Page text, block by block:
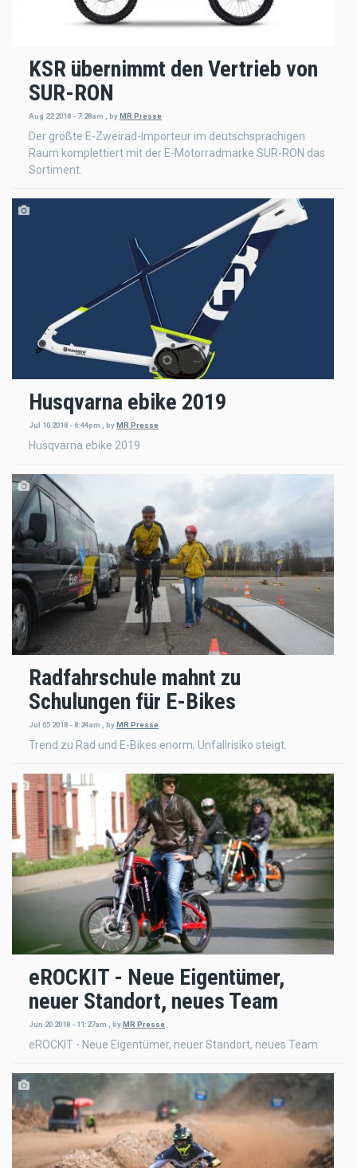
KSR übernimmt den Vertrieb von
SUR-RON
Aug 22 2018 - 7:28am byMR Presse
Der größte E-Zweirad-Importeur im deutschsprachigen
Raum komplettiert mit der E-Motorradmarke SUR-RON das
Sortiment.
Husqvarna ebike 2019
Jul 10 2018 - 6:44pm , byMR Presse
Husqvarna ebike 2019
Radfahrschule mahnt zu
Schulungen für E-Bikes
Jul 05 2018 - 8:24am , byMR Presse
Trend zu Rad und E-Bikes enorm, Unfallrisiko steigt.
eROCKIT - Neue Eigentümer,
neuer Standort, neues Team
Jun 20 2018 - 11:27am , by MR Presse
eROCKIT - Neue Eigentümer, neuer Standort, neues Team